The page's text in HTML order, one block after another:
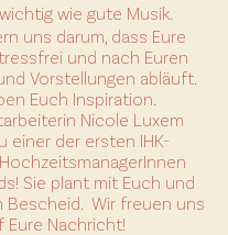
wie gute Musik.
uns darum, dass Eure
und nach Euren
Vorstellungen abläuft.
Euch Inspiration.
Nicole Luxem
einer der ersten IHK-
Sie plant mit Euch und
Bescheid. Wir freuen uns
Eure Nachricht!